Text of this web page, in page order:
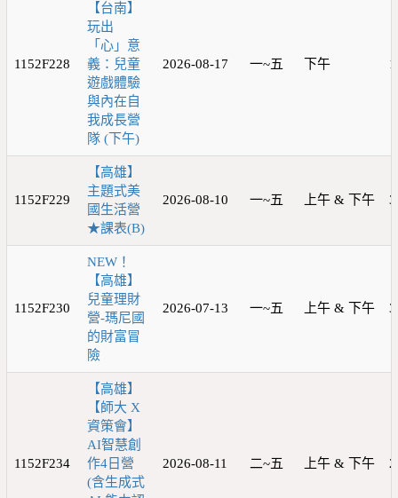
1152F228
【台南】
玩出
「心」意
義：兒童
遊戲體驗
與內在自
我成長營
隊 (下午)
2026-08-17 一~五 下午
1152F229
【高雄】
主題式美
國生活營
★課表(B)
2026-08-10 一~五 上午 & 下午
1152F230
NEW！
【高雄】
兒童理財
營-瑪尼國
的財富冒
險
2026-07-13 一~五 上午 & 下午
1152F234
【高雄】
【師大 X
資策會】
AI智慧創
作4日營
(含生成式
2026-08-11 二~五 上午 & 下午